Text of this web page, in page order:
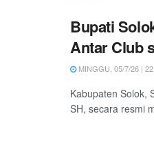
Bupati
Antar Club
MINGGU, 05/7/26 |
Kabupaten Solok,
SH, secara resmi